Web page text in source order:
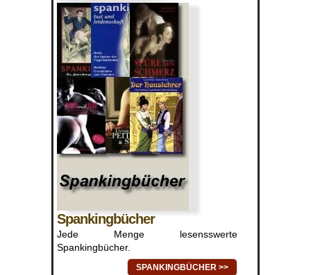
Spankingbücher
Jede Menge lesensswerte
Spankingbücher.
SPANKINGBÜCHER >>